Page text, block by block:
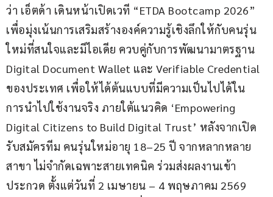
ว่า เอ็ตด้า เดินหน้าเปิดเวที “ETDA Bootcamp 2026”
เพื่อมุ่งเน้นการเสริมสร้างองค์ความรู้เชิงลึกให้กับคนรุ่น
ใหม่ที่สนใจและมีไอเดีย ควบคู่กับการพัฒนามาตรฐาน
Digital Document Wallet และ Verifiable Credential
ของประเทศ เพื่อให้ได้ต้นแบบที่มีความเป็นไปได้ใน
การนำไปใช้งานจริง ภายใต้แนวคิด ‘Empowering
Digital Citizens to Build Digital Trust’ หลังจากเปิด
รับสมัครทีม คนรุ่นใหม่อายุ 18–25 ปี จากหลากหลาย
สาขา ไม่จำกัดเฉพาะสายเทคนิค ร่วมส่งผลงานเข้า
ประกวด ตั้งแต่วันที่ 2 เมษายน – 4 พฤษภาคม 2569